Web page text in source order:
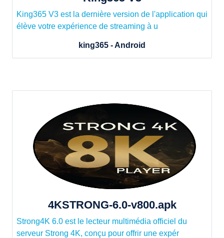
King365 V3 est la dernière version de l'application qui
élève votre expérience de streaming à u
king365 - Android
4KSTRONG-6.0-v800.apk
Strong4K 6.0 est le lecteur multimédia officiel du
serveur Strong 4K, conçu pour offrir une expér